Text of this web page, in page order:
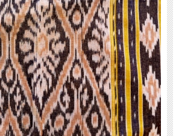
（フリンジ部分含まず）
分に折って掛けた画像です。
の街ジェパラで作られたロングタイプのイカット（ジ
として知られています。
ャワイカットは、滑らかで柔らかい手触りが特徴で